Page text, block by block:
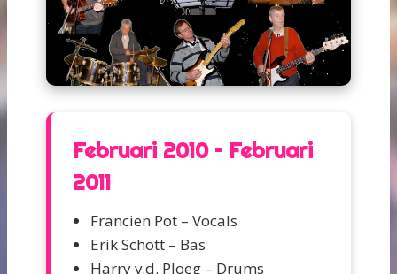
Februari 2010 – Februari
2011
Francien Pot – Vocals
Erik Schott – Bas
Harry v.d. Ploeg – Drums